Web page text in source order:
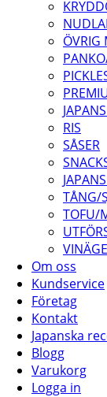
ÖVRIG
RIS
SÅSER
TÅNG/
TOFU/
Om oss
Kundservice
Företag
Kontakt
Japanska
Blogg
Varukorg
Logga in